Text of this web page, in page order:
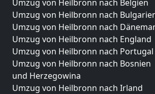
Umzug von Heilbronn nach Belgien
Umzug von Heilbronn nach
Umzug von Heilbronn nach
Umzug von Heilbronn nach England
Umzug von Heilbronn nach Portugal
Umzug von Heilbronn nach Bosnien
und Herzegowina
Umzug von Heilbronn nach Irland